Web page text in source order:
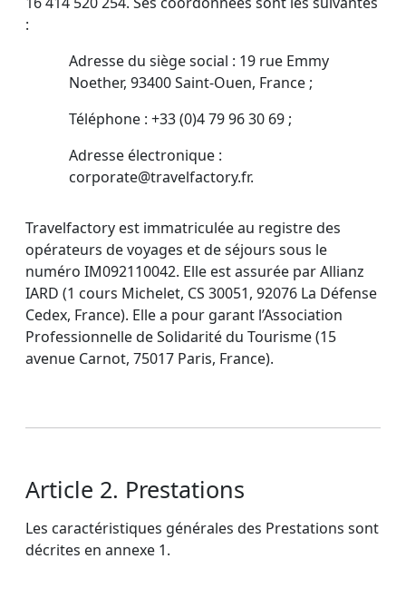
:
Adresse du siège social : 19 rue Emmy
Noether, 93400 Saint-Ouen, France ;
Téléphone : +33 (0)4 79 96 30 69 ;
Adresse électronique :
corporate@travelfactory.fr.
Travelfactory est immatriculée au registre des
opérateurs de voyages et de séjours sous le
numéro IM092110042. Elle est assurée par Allianz
IARD (1 cours Michelet, CS 30051, 92076 La Défense
Cedex, France). Elle a pour garant l’Association
Professionnelle de Solidarité du Tourisme (15
avenue Carnot, 75017 Paris, France).
Article 2. Prestations
Les caractéristiques générales des Prestations sont
décrites en annexe 1.